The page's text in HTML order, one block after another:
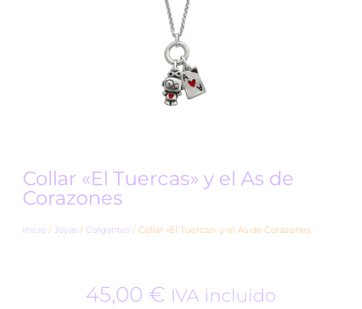
Collar «El Tuercas» y el As de
Corazones
Inicio / Joyas / Colgantes / Collar «El Tuercas» y el As de Corazones
45,00 € IVA incluido